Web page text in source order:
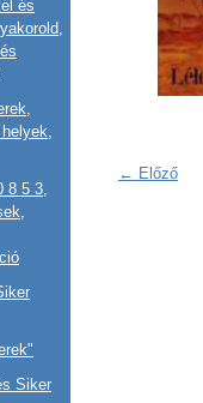
← Előző
és
8 5 3,
Siker